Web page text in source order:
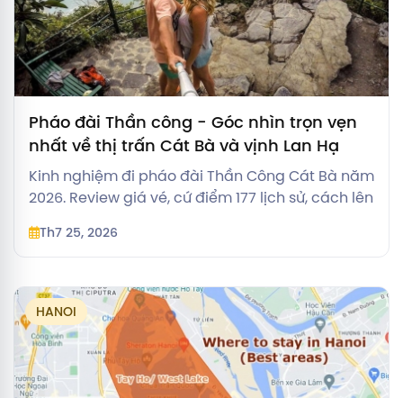
Pháo đài Thần công - Góc nhìn trọn vẹn
nhất về thị trấn Cát Bà và vịnh Lan Hạ
Kinh nghiệm đi pháo đài Thần Công Cát Bà năm
2026. Review giá vé, cứ điểm 177 lịch sử, cách lên
cảnh vịnh.
Th7 25, 2026
HANOI